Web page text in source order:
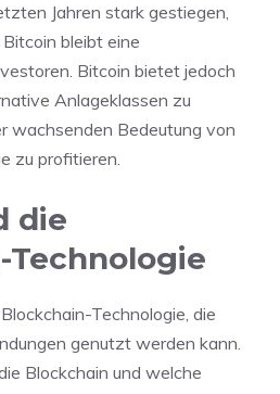
Jahren stark gestiegen,
bleibt eine
Bitcoin bietet jedoch
Anlageklassen zu
wachsenden Bedeutung von
zu profitieren.
die
Technologie
Technologie, die
genutzt werden kann.
Blockchain und welche